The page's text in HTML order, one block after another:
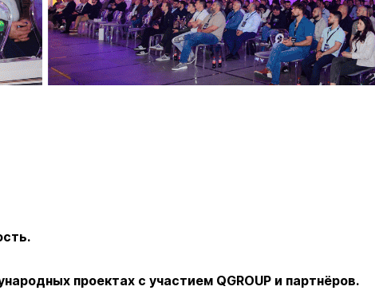
проектах с участием QGROUP и партнёров.